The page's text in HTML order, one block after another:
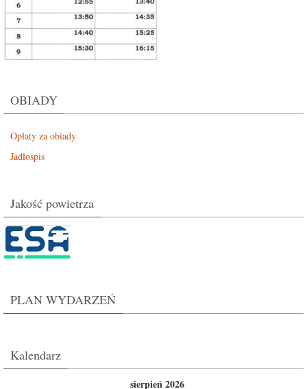
OBIADY
Opłaty za obiady
Jadłospis
Jakość powietrza
PLAN WYDARZEŃ
Kalendarz
sierpień 2026